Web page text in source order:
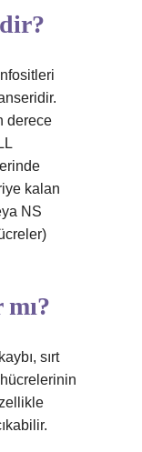
derece
kalan
NS
sırt